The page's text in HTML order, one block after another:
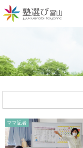
ママ記者